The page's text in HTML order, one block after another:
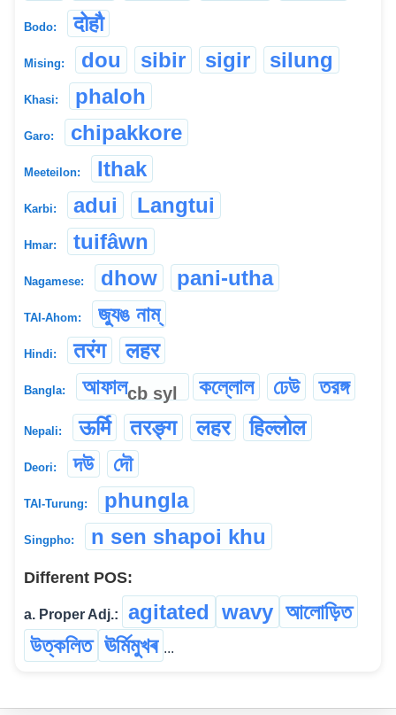
Bodo: दोहौ
Mising: dou sibir sigir silung
Khasi: phaloh
Garo: chipakkore
Meeteilon: Ithak
Karbi: adui Langtui
Hmar: tuifâwn
Nagamese: dhow pani-utha
TAI-Ahom: জ্যুঙ নাম্
Hindi: तरंग लहर
Bangla: আফালcb syl কল্লোল ঢেউ তরঙ্গ
Nepali: ऊर्मि तरङ्ग लहर हिल्लोल
Deori: দউ দৌ
TAI-Turung: phungla
Singpho: n sen shapoi khu
Different POS:
a. Proper Adj.: agitated wavy আলোড়িত
উত্কলিত ঊৰ্মিমুখৰ ...